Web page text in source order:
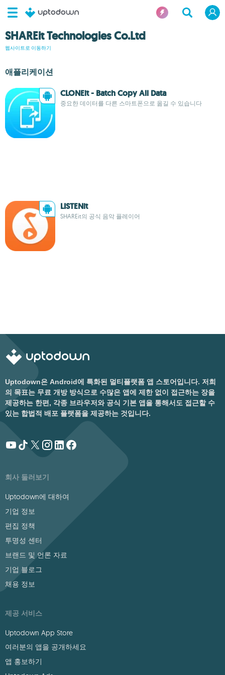
SHAREit Technologies Co.Ltd
웹사이트로 이동하기
애플리케이션
CLONEit - Batch Copy All Data
중요한 데이터를 다른 스마트폰으로 옮길 수 있습니다
LISTENit
SHAREit의 공식 음악 플레이어
Uptodown은 Android에 특화된 멀티플랫폼 앱 스토어입니다. 저희
의 목표는 무료 개방 방식으로 수많은 앱에 제한 없이 접근하는 장을
제공하는 한편, 각종 브라우저와 공식 기본 앱을 통해서도 접근할 수
있는 합법적 배포 플랫폼을 제공하는 것입니다.
회사 둘러보기
Uptodown에 대하여
기업 정보
편집 정책
투명성 센터
브랜드 및 언론 자료
기업 블로그
채용 정보
제공 서비스
Uptodown App Store
여러분의 앱을 공개하세요
앱 홍보하기